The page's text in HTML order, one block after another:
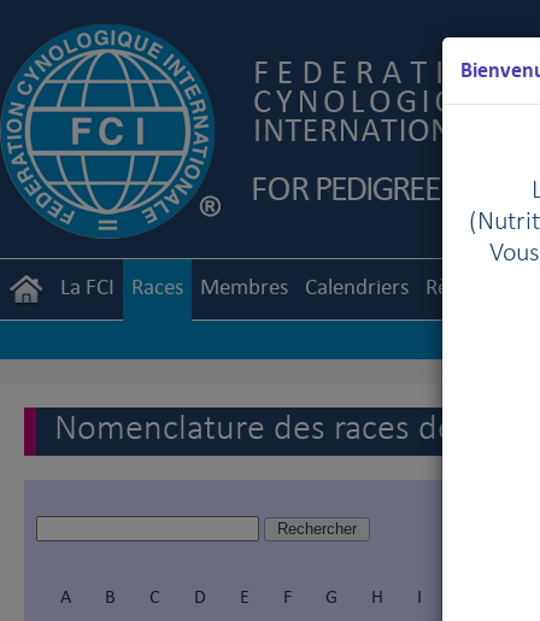
La FCI Races Membres Calendriers Règlements
Nomenclature des races de la
A B C D E F G H I